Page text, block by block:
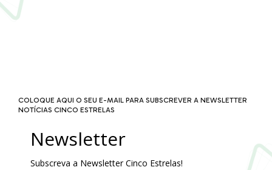
COLOQUE AQUI O SEU E-MAIL PARA SUBSCREVER A NEWSLETTER
NOTÍCIAS CINCO ESTRELAS
Newsletter
Subscreva a Newsletter Cinco Estrelas!